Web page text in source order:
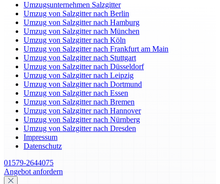
Umzugsunternehmen Salzgitter
Umzug von Salzgitter nach Berlin
Umzug von Salzgitter nach Hamburg
Umzug von Salzgitter nach München
Umzug von Salzgitter nach Köln
Umzug von Salzgitter nach Frankfurt am Main
Umzug von Salzgitter nach Stuttgart
Umzug von Salzgitter nach Düsseldorf
Umzug von Salzgitter nach Leipzig
Umzug von Salzgitter nach Dortmund
Umzug von Salzgitter nach Essen
Umzug von Salzgitter nach Bremen
Umzug von Salzgitter nach Hannover
Umzug von Salzgitter nach Nürnberg
Umzug von Salzgitter nach Dresden
Impressum
Datenschutz
01579-2644075
Angebot anfordern